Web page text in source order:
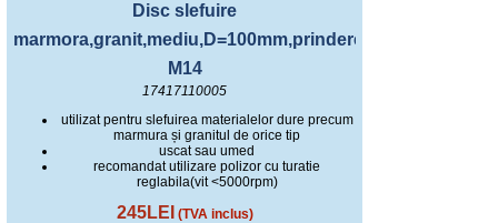
Disc slefuire
marmora,granit,mediu,D=100mm,prindere
M14
17417110005
utilizat pentru slefuirea materialelor dure precum
marmura și granitul de orice tip
uscat sau umed
recomandat utilizare polizor cu turatie
reglabila(vit <5000rpm)
245LEI (TVA inclus)